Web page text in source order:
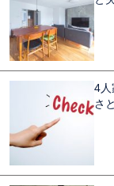
4人
さ